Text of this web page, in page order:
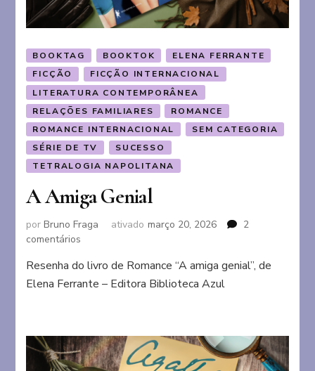
BOOKTAG BOOKTOK
ELENA FERRANTE
FICÇÃO
FICÇÃO INTERNACIONAL
LITERATURA CONTEMPORÂNEA
RELAÇÕES FAMILIARES
ROMANCE
ROMANCE INTERNACIONAL
SEM CATEGORIA
SÉRIE DE TV
SUCESSO
TETRALOGIA NAPOLITANA
A Amiga Genial
porBruno Fraga ativado março 20, 2026
2
comentários
Amiga
Genial
Resenha do livro de Romance “A amiga genial”, de
Elena Ferrante – Editora Biblioteca Azul